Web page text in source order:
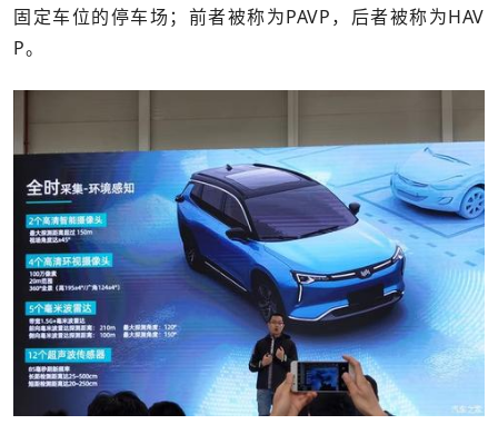
固定车位的停车场；前者被称为PAVP，后者被称为HAV
P。